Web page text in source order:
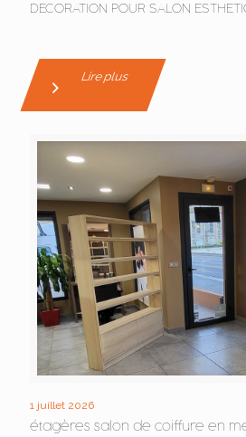
DECORATION POUR SALON
Lire plus
1 juillet 2026
étagères salon de coiffure en